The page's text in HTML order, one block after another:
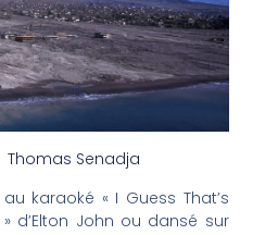
Thomas Senadja
karaoké « I Guess That’s
d’Elton John ou dansé sur